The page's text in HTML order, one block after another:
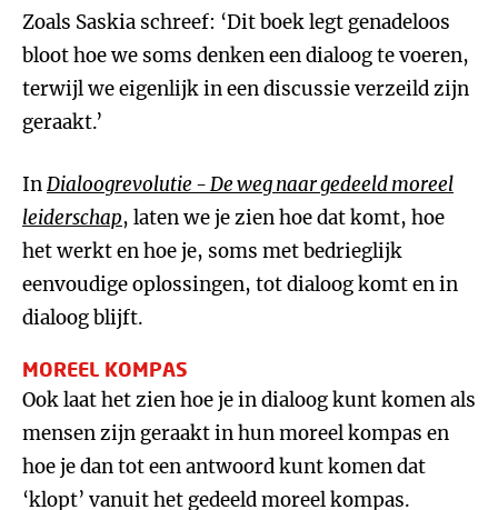
Zoals Saskia schreef: ‘Dit boek legt genadeloos
bloot hoe we soms denken een dialoog te voeren,
terwijl we eigenlijk in een discussie verzeild zijn
geraakt.’
InDialoogrevolutie - De weg naar gedeeld moreel
leiderschap, laten we je zien hoe dat komt, hoe
het werkt en hoe je, soms met bedrieglijk
eenvoudige oplossingen, tot dialoog komt en in
dialoog blijft.
MOREEL KOMPAS
Ook laat het zien hoe je in dialoog kunt komen als
mensen zijn geraakt in hun moreel kompas en
hoe je dan tot een antwoord kunt komen dat
‘klopt’ vanuit het gedeeld moreel kompas.